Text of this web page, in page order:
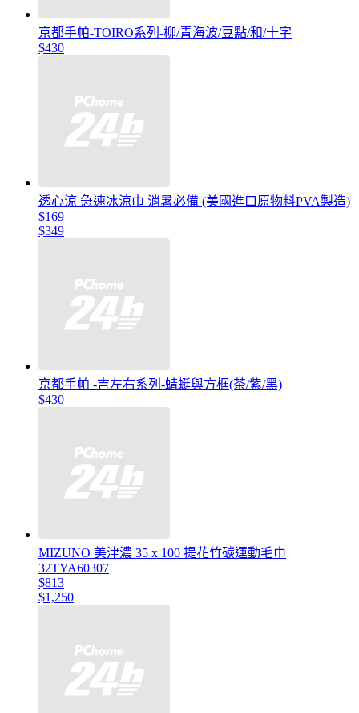
京都手帕-TOIRO系列-柳/青海波/豆點/和/十字
$430
透心涼 急速冰涼巾 消暑必備 (美國進口原物料PVA製造)
$169
$349
京都手帕 -吉左右系列-蜻蜓與方框(茶/紫/黑)
$430
MIZUNO 美津濃 35 x 100 提花竹碳運動毛巾
32TYA60307
$813
$1,250